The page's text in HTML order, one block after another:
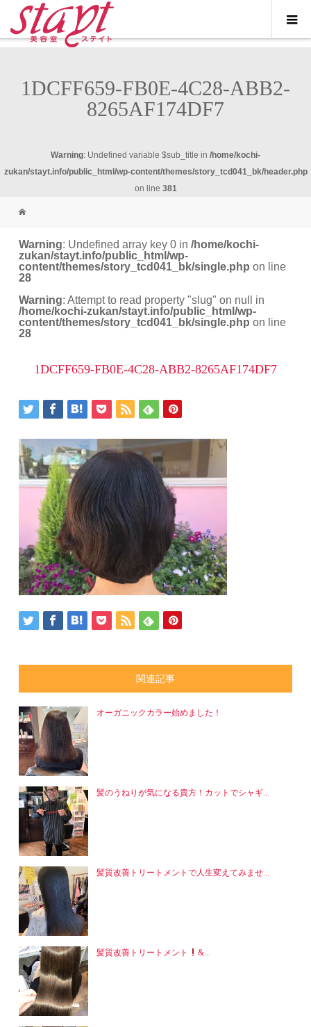
1DCFF659-FB0E-4C28-ABB2-
8265AF174DF7
Warning: Undefined variable $sub_title in /home/kochi-
zukan/stayt.info/public_html/wp-content/themes/story_tcd041_bk/header.php
on line 381
Warning: Undefined array key 0 in/home/kochi-
zukan/stayt.info/public_html/wp-
content/themes/story_tcd041_bk/single.php on line
28
Warning: Attempt to read property "slug" on null in
/home/kochi-zukan/stayt.info/public_html/wp-
content/themes/story_tcd041_bk/single.php on line
28
1DCFF659-FB0E-4C28-ABB2-8265AF174DF7
関連記事
オーガニックカラー始めました！
髪のうねりが気になる貴方！カットでシャギ...
髪質改善トリートメントで人生変えてみませ...
髪質改善トリートメント &...